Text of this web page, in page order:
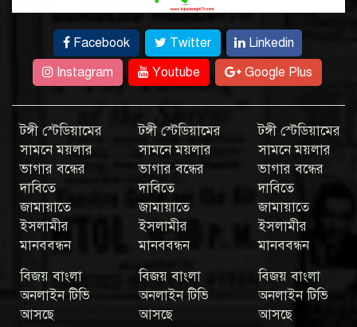
Facebook Twitter
Linkedin
Instagram
Youtube Google Plus
টঙ্গী স্টেডিয়ামের
সামনে ময়লার
ভাগার বন্ধের
দাবিতে
জামায়াতে
ইসলামীর
মানববন্ধন
বিজয় বাংলা
অনলাইন টিভি
আসছে
টঙ্গী স্টেডিয়ামের
সামনে ময়লার
ভাগার বন্ধের
দাবিতে
জামায়াতে
ইসলামীর
মানববন্ধন
বিজয় বাংলা
অনলাইন টিভি
আসছে
টঙ্গী স্টেডিয়ামের
সামনে ময়লার
ভাগার বন্ধের
দাবিতে
জামায়াতে
ইসলামীর
মানববন্ধন
বিজয় বাংলা
অনলাইন টিভি
আসছে